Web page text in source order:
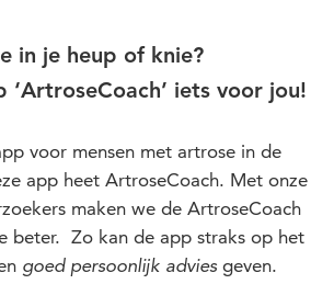
in je heup of knie?
‘ArtroseCoach’ iets voor jou!
voor mensen met artrose in de
app heet ArtroseCoach. Met onze
maken we de ArtroseCoach
beter. Zo kan de app straks op het
goed persoonlijk advies geven.